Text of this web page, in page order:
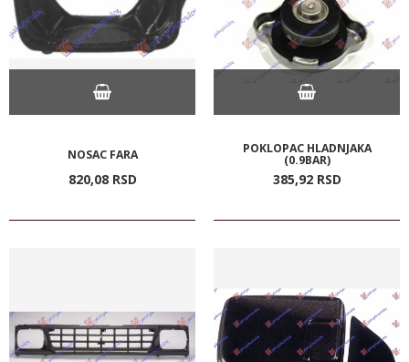
NOSAC FARA
820,08 RSD
POKLOPAC HLADNJAKA
(0.9BAR)
385,92 RSD